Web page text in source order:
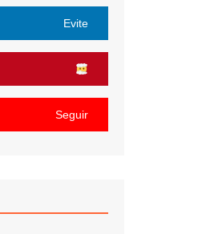
Evite
Seguir